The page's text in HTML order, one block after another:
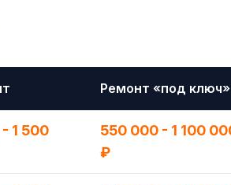
Ремонт «под ключ»
1 500
550 000 - 1 100
₽